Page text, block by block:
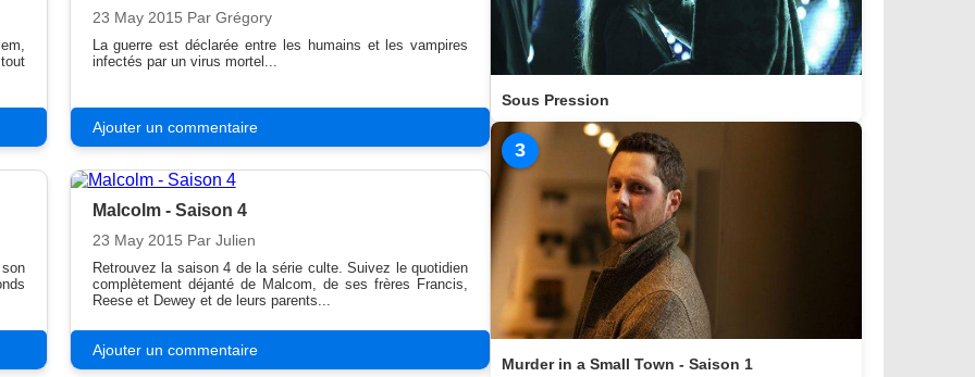
23 May 2015 Par Grégory
La guerre est déclarée entre les humains et les vampires
infectés par un virus mortel...
Ajouter un commentaire
Malcolm - Saison 4
23 May 2015 Par Julien
Retrouvez la saison 4 de la série culte. Suivez le quotidien
complètement déjanté de Malcom, de ses frères Francis,
Reese et Dewey et de leurs parents...
Ajouter un commentaire
Sous Pression
3
Murder in a Small Town - Saison 1